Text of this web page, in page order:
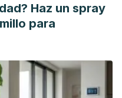
Haz un spray
para